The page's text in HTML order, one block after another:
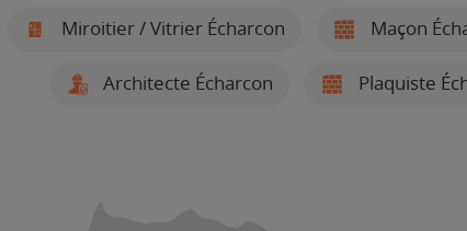
Miroitier / Vitrier Écharcon Maçon
Architecte Écharcon Plaquiste